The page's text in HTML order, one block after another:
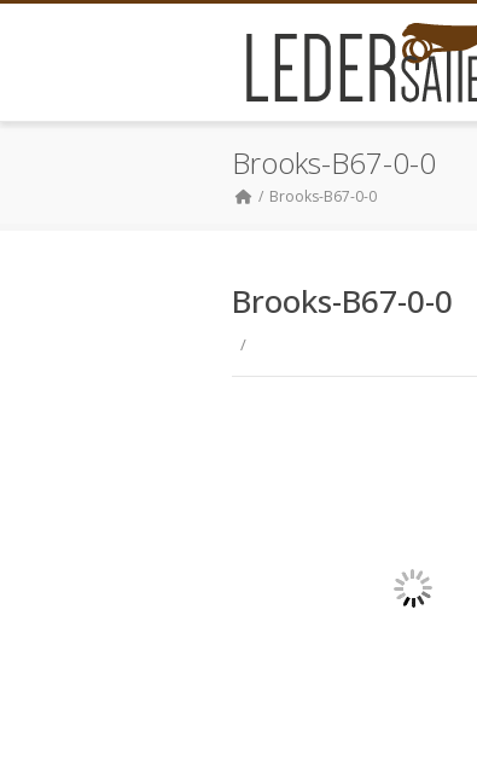
Brooks-B67-0-0
Brooks-B67-0-0
Brooks-B67-0-0
/